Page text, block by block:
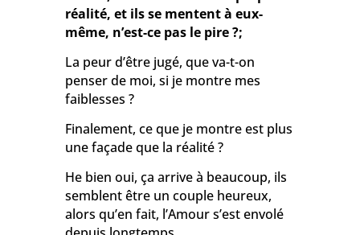
réalité, et ils se mentent à eux-
même, n’est-ce pas le pire ?;
La peur d’être jugé, que va-t-on
penser de moi, si je montre mes
faiblesses ?
Finalement, ce que je montre est plus
une façade que la réalité ?
He bien oui, ça arrive à beaucoup, ils
semblent être un couple heureux,
alors qu’en fait, l’Amour s’est envolé